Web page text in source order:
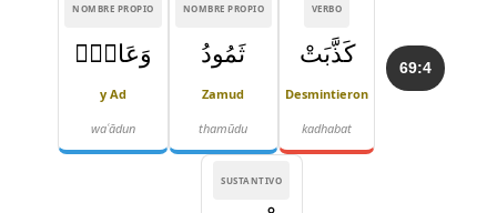
69:4
VERBO
كَذَّبَتْ
Desmintieron
kadhabat
NOMBRE PROPIO
ثَمُودُ
Zamud
thamūdu
NOMBRE PROPIO
وَعَادٌۢ
y Ad
waʿādun
SUSTANTIVO